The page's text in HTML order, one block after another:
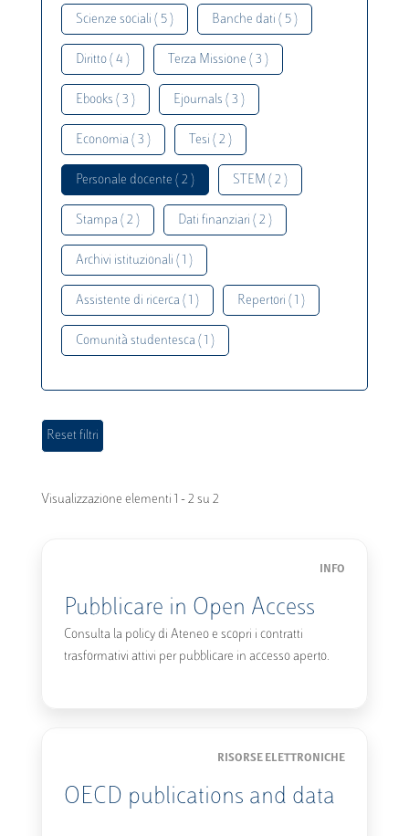
Scienze sociali ( 5 ) Banche dati ( 5 )
Diritto ( 4 ) Terza Missione ( 3 )
Ebooks ( 3 ) Ejournals ( 3 )
Economia ( 3 ) Tesi ( 2 )
Personale docente ( 2 ) STEM ( 2 )
Stampa ( 2 ) Dati finanziari ( 2 )
Archivi istituzionali ( 1 )
Assistente di ricerca ( 1 ) Repertori ( 1 )
Comunità studentesca ( 1 )
Visualizzazione elementi 1 - 2 su 2
INFO
Pubblicare in Open Access
Consulta la policy di Ateneo e scopri i contratti
trasformativi attivi per pubblicare in accesso aperto.
RISORSE ELETTRONICHE
OECD publications and data